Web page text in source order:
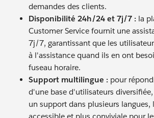
demandes des clients.
Disponibilité 24h/24 et 7j/7 : la
Customer Service fournit une
7j/7, garantissant que les
à l'assistance quand ils en ont
fuseau horaire.
Support multilingue : pour
d'une base d'utilisateurs
un support dans plusieurs langues,